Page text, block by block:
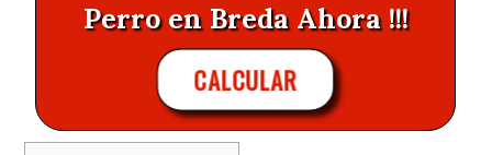
Perro en Breda Ahora !!!
CALCULAR